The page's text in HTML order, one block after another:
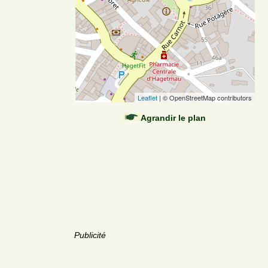
Leaflet | © OpenStreetMap contributors
Agrandir le plan
Publicité